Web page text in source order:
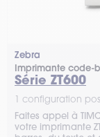
Zebra
Imprimante code-
Série ZT600
1 configuration
Faites appel à
votre imprimante